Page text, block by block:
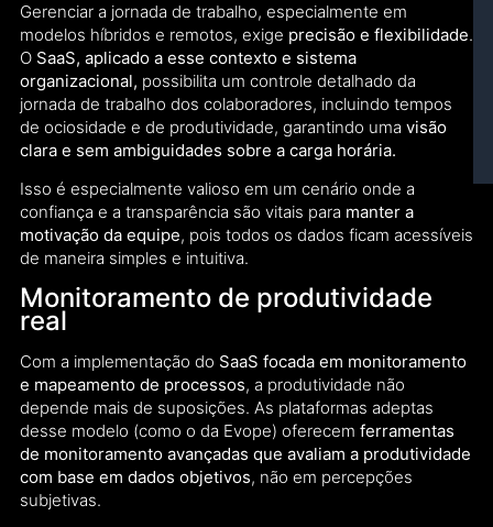
Gerenciar a jornada de trabalho, especialmente em
modelos híbridos e remotos, exige precisão e flexibilidade.
O SaaS, aplicado a esse contexto e sistema
organizacional, possibilita um controle detalhado da
jornada de trabalho dos colaboradores, incluindo tempos
de ociosidade e de produtividade, garantindo uma visão
clara e sem ambiguidades sobre a carga horária.
Isso é especialmente valioso em um cenário onde a
confiança e a transparência são vitais para manter a
motivação da equipe, pois todos os dados ficam acessíveis
de maneira simples e intuitiva.
Monitoramento de produtividade
real
Com a implementação do SaaS focada em monitoramento
e mapeamento de processos, a produtividade não
depende mais de suposições. As plataformas adeptas
desse modelo (como o da Evope) oferecem ferramentas
de monitoramento avançadas que avaliam a produtividade
com base em dados objetivos, não em percepções
subjetivas.